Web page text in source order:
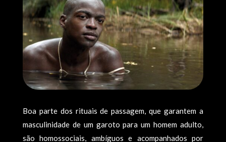
Boa parte dos rituais de passagem, que garantem a
masculinidade de um garoto para um homem adulto,
são homossociais, ambíguos e acompanhados por